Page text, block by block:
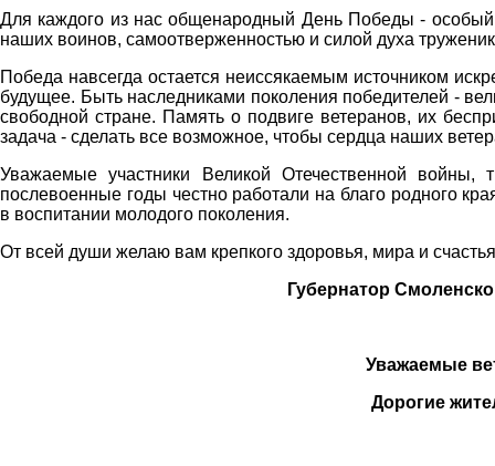
Для каждого из нас общенародный День Победы - особый
наших воинов, самоотверженностью и силой духа
Победа навсегда остается неиссякаемым источником
будущее. Быть наследниками поколения победителей -
свободной стране. Память о подвиге ветеранов, их
задача - сделать все возможное, чтобы сердца наших
Уважаемые участники Великой Отечественной
послевоенные годы честно работали на благо родного
в воспитании молодого поколения.
От всей души желаю вам крепкого здоровья, мира и
Губернатор Смоленской
Уважаемые
Дорогие